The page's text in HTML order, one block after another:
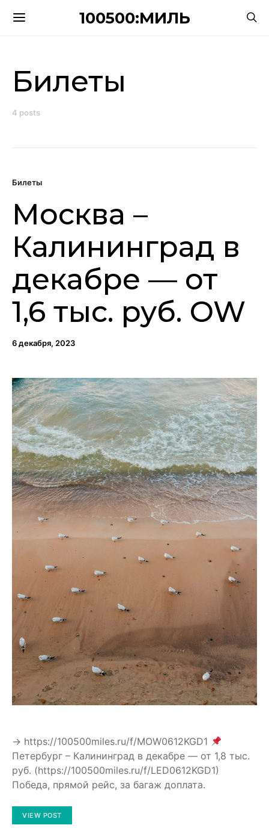
100500:МИЛЬ
Билеты
4 posts
Билеты
Москва –
Калининград в
декабре — от
1,6 тыс. руб. OW
6 декабря, 2023
→ https://100500miles.ru/f/MOW0612KGD1
Петербург – Калининград в декабре — от 1,8 тыс.
руб. (https://100500miles.ru/f/LED0612KGD1)
Победа, прямой рейс, за багаж доплата.
VIEW POST